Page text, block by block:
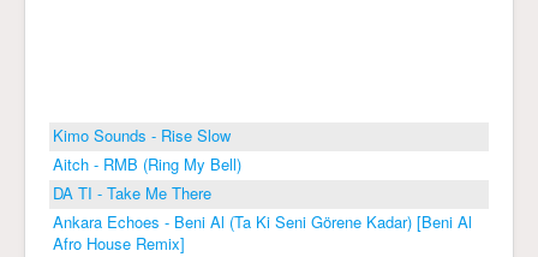
Kimo Sounds - Rise Slow
Aitch - RMB (Ring My Bell)
DA TI - Take Me There
Ankara Echoes - Beni Al (Ta Ki Seni Görene Kadar) [Beni Al
Afro House Remix]